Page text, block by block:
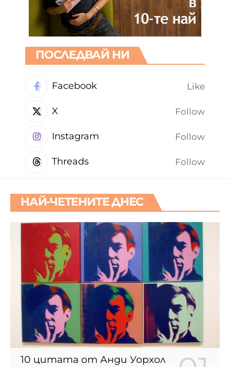
ПОСЛЕДВАЙ НИ
Facebook Like
X Follow
Instagram Follow
Threads Follow
НАЙ-ЧЕТЕНИТЕ ДНЕС
10 цитата от Анди Уорхол